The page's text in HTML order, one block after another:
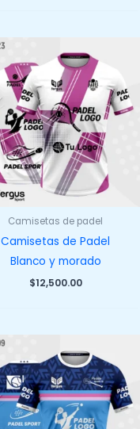
Camisetas de padel
Camisetas de Padel
Blanco y morado
$12,500.00